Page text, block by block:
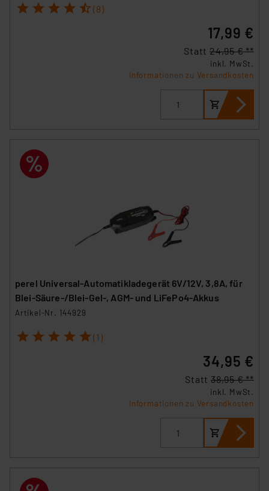
1 2 3 4 5 (8)
17,99 €
Statt 24,95 € **
inkl. MwSt.
Informationen zu Versandkosten
perel Universal-Automatikladegerät 6V/12V, 3,8A, für
Blei-Säure-/Blei-Gel-, AGM- und LiFePo4-Akkus
Artikel-Nr. 144929
1 2 3 4 5 (1)
34,95 €
Statt 38,95 € **
inkl. MwSt.
Informationen zu Versandkosten